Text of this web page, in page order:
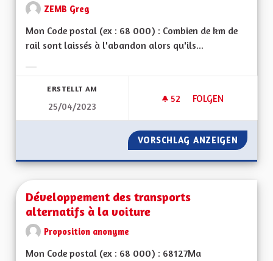
ZEMB Greg
Mon Code postal (ex : 68 000) : Combien de km de
rail sont laissés à l'abandon alors qu'ils...
ERSTELLT AM
25/04/2023
52 52 FOLLOWER
FOLGEN
RÉHABILITER LES
VORSCHLAG ANZEIGEN
Développement des transports
alternatifs à la voiture
Proposition anonyme
Mon Code postal (ex : 68 000) : 68127Ma